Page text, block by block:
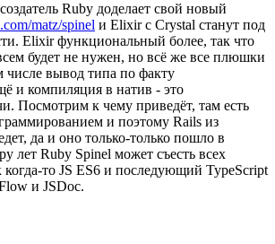
Ruby доделает свой новый
matz/spinel и Elixir с Crystal станут под
Elixir функциональный более, так что
будет не нужен, но всё же все плюшки
числе вывод типа по факту
и компиляция в натив - это
Посмотрим к чему приведёт, там есть
и поэтому Rails из
да и оно только-только пошло в
лет Ruby Spinel может съесть всех
когда-то JS ES6 и последующий TypeScript
и JSDoc.